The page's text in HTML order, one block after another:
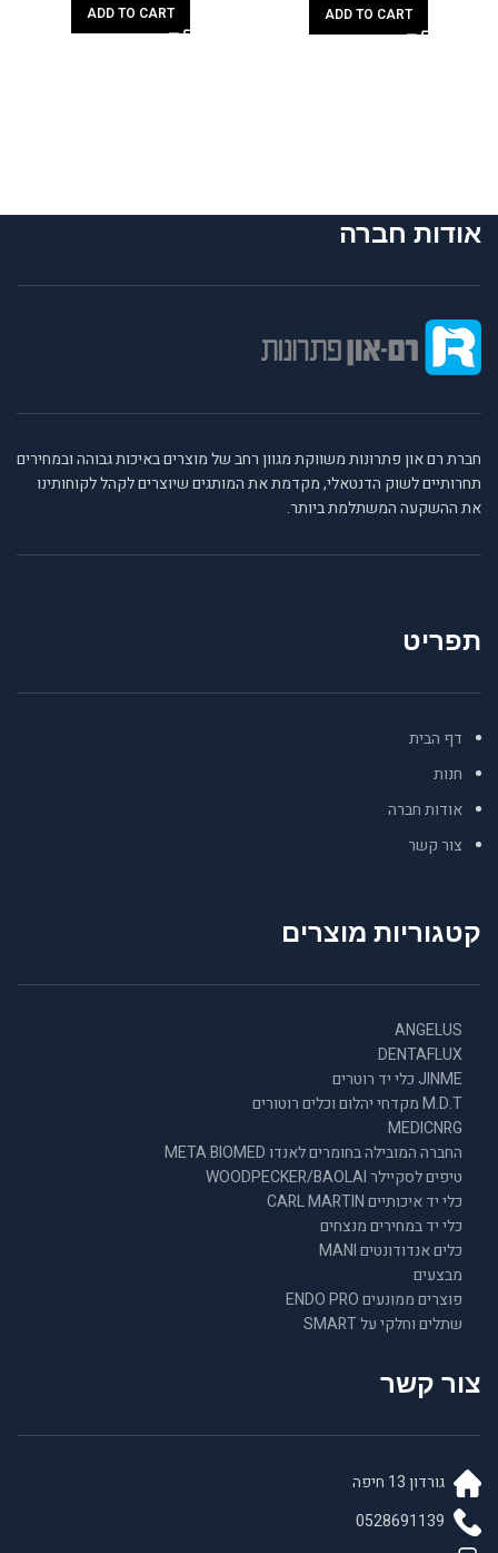
ADD TO CART
ADD TO CART
אודות חברה
חברת רם און פתרונות משווקת מגוון רחב של מוצרים באיכות גבוהה ובמחירים
תחרותיים לשוק הדנטאלי, מקדמת את המותגים שיוצרים לקהל לקוחותינו
את ההשקעה המשתלמת ביותר.
תפריט
דף הבית
חנות
אודות חברה
צור קשר
קטגוריות מוצרים
ANGELUS
DENTAFLUX
JINME כלי יד רוטרים
M.D.T מקדחי יהלום וכלים רוטורים
MEDICNRG
החברה המובילה בחומרים לאנדו META BIOMED
טיפים לסקיילר WOODPECKER/BAOLAI
כלי יד איכותיים CARL MARTIN
כלי יד במחירים מנצחים
כלים אנדודונטים MANI
מבצעים
פוצרים ממונעים ENDO PRO
שתלים וחלקי על SMART
צור קשר
גורדון 13 חיפה
0528691139